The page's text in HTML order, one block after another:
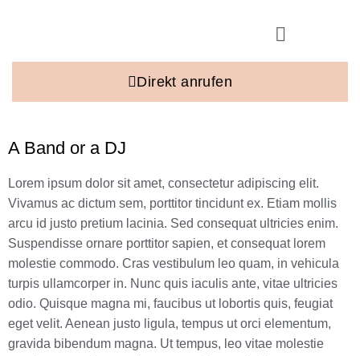
Direkt anrufen
A Band or a DJ
Lorem ipsum dolor sit amet, consectetur adipiscing elit.
Vivamus ac dictum sem, porttitor tincidunt ex. Etiam mollis
arcu id justo pretium lacinia. Sed consequat ultricies enim.
Suspendisse ornare porttitor sapien, et consequat lorem
molestie commodo. Cras vestibulum leo quam, in vehicula
turpis ullamcorper in. Nunc quis iaculis ante, vitae ultricies
odio. Quisque magna mi, faucibus ut lobortis quis, feugiat
eget velit. Aenean justo ligula, tempus ut orci elementum,
gravida bibendum magna. Ut tempus, leo vitae molestie